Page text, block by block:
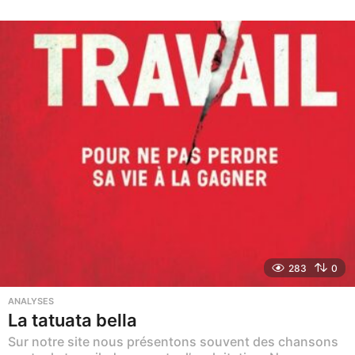
o
a
g
o
283 0
ANALYSES
La tatuata bella
Sur notre site nous présentons souvent des chansons